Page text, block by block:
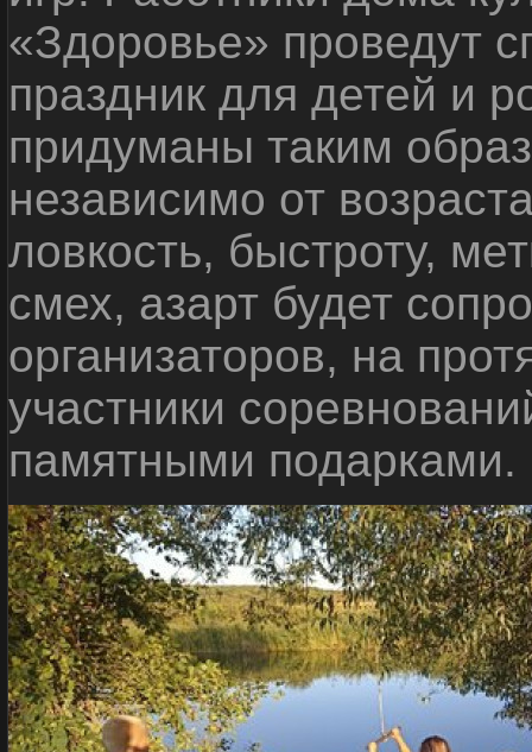
«Здоровье» проведут
праздник для детей и
придуманы таким
независимо от
ловкость, быстроту,
смех, азарт будет
организаторов, на
участники
памятными подарками.